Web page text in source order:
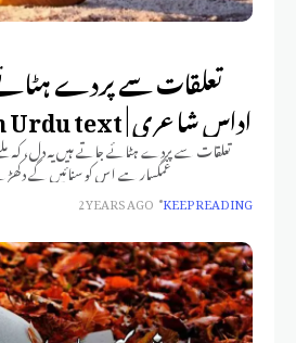
تعلقات سے پردے
اداس شاعری | Sad ghazal in Urdu text
تعلقات سے پردے ہٹائے جاتے ہیں یہ دل، کہ
غمگسار ہے اس کو سنائیں گے
2 YEARS AGO KEEP READING